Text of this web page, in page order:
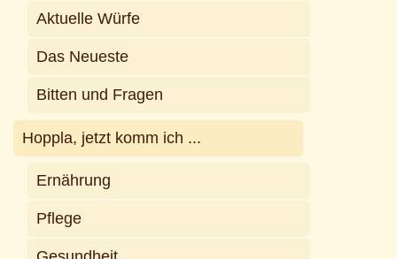
Aktuelle Würfe
Das Neueste
Bitten und Fragen
Hoppla, jetzt komm ich ...
Ernährung
Pflege